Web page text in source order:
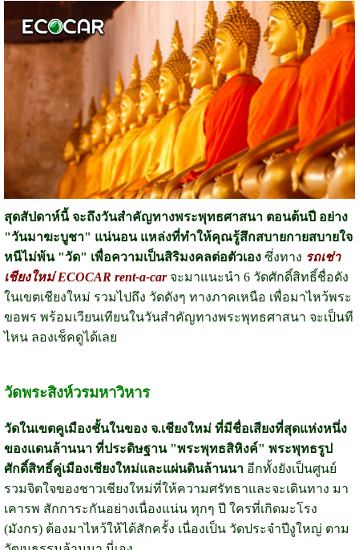
สุดสัปดาห์นี้ จะถึงวันสำคัญทางพระพุทธศาสนา ตอนต้นปี อย่าง
"วันมาฆะบูชา" แน่นอน แหล่งที่ทำให้คุณรู้สึกสบายกายสบายใจ
หนีไม่พ้น "วัด" เพื่อความเป็นสิริมงคลต่อตัวเองซึ่งทาง รถเช่า
เชียงใหม่ ECOCAR rent-a-carจะมาแนะนำ 6 วัดศักดิ์สิทธิ์ชื่อดัง
ในเขตเชียงใหม่ รวมไปถึง วัดดังๆ ทางภาคเหนือ เพื่อมาไหว้พระ
ขอพร พร้อมเวียนเทียนในวันสำคัญทางพระพุทธศาสนา จะเป็นที
ไหน ลองเช็คดูได้เลย
วัดพระสิงห์วรมหาวิหาร
วัดในเขตคูเมืองชั้นในของ จ.เชียงใหม่ ที่มีชื่อเสียงที่สุดแห่งหนึ่ง
ของแดนล้านนา ที่ประดิษฐาน "พระพุทธสิหิงค์" พระพุทธรูป
ศักดิ์สิทธิ์คู่เมืองเชียงใหม่และแผ่นดินล้านนาอีกทั้งยังเป็นศูนย์
รวมจิตใจของชาวเชียงใหม่ที่ให้ความศรัทธาและจะเดินทาง มา
เคารพ สักการะกันอย่างเนื่องแน่น ทุกๆ ปี ใครที่เกิดมะโรง
(มังกร) ต้องมาไหว้ให้ได้สักครั้ง เนื่องเป็น วัดประจำปีงูใหญ่ ตาม